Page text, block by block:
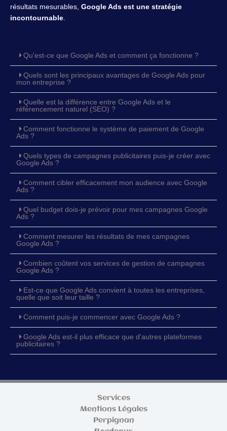
résultats mesurables, Google Ads est une stratégie
incontournable
Qu'est-ce que Google Ads et comment ça fonctionne ?
Quels sont les principaux avantages de Google Ads pour
mon entreprise ?
Quelle est la différence entre Google Ads et le
référencement naturel (SEO) ?
Comment fonctionne le système de paiement de Google
Ads ?
Quels types de campagnes publicitaires puis-je créer avec
Google Ads ?
Comment cibler efficacement mon audience avec Google
Ads ?
Quel budget dois-je prévoir pour mes campagnes Google
Ads ?
Comment mesurer les résultats de mes campagnes
Google Ads ?
Combien coûtent vos services de gestion de campagnes
Google Ads ?
Est-ce que Google Ads convient à toutes les entreprises,
quelle que soit leur taille ?
Comment puis-je commencer avec Google Ads ?
Google Ads est-il plus efficace que d'autres plateformes
publicitaires ?
Services
Mentions Légales
Perpignan